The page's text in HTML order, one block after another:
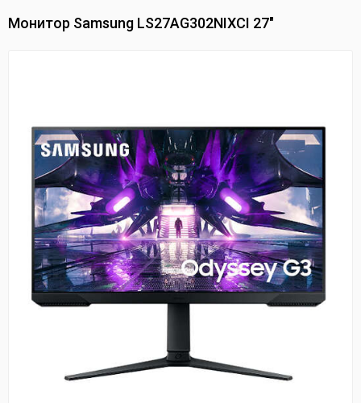
Монитор Samsung LS27AG302NIXCI 27"